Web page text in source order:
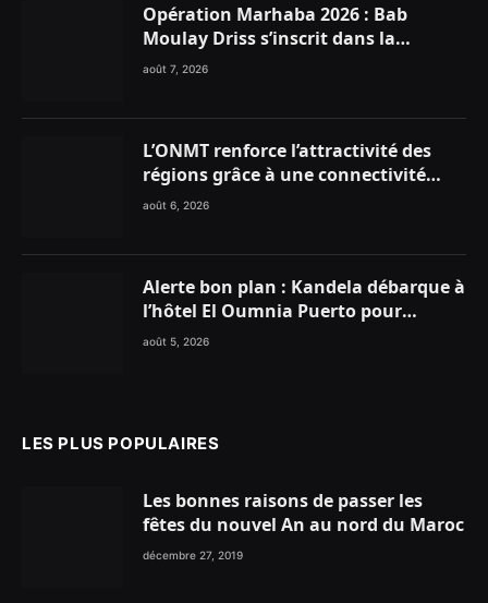
Opération Marhaba 2026 : Bab
Moulay Driss s’inscrit dans la
dynamique nationale en faveur des
août 7, 2026
L’ONMT renforce l’attractivité des
régions grâce à une connectivité
aérienne historique de Ryanair
août 6, 2026
Alerte bon plan : Kandela débarque à
l’hôtel El Oumnia Puerto pour
enflammer le Chiringuito Malibu
août 5, 2026
LES PLUS POPULAIRES
Les bonnes raisons de passer les
fêtes du nouvel An au nord du Maroc
décembre 27, 2019